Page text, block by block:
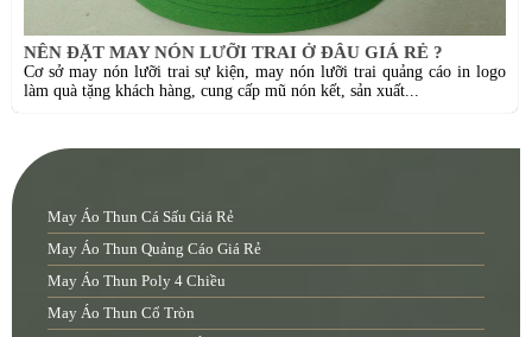
NÊN ĐẶT MAY NÓN LƯỠI TRAI Ở ĐÂU GIÁ RẺ ?
Cơ sở may nón lưỡi trai sự kiện, may nón lưỡi trai quảng cáo in logo
làm quà tặng khách hàng, cung cấp mũ nón kết, sản xuất...
May Áo Thun Cá Sấu Giá Rẻ
May Áo Thun Quảng Cáo Giá Rẻ
May Áo Thun Poly 4 Chiều
May Áo Thun Cổ Tròn